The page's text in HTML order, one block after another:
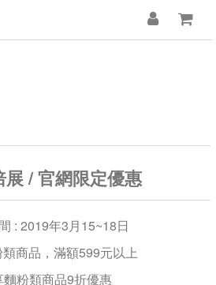
展 / 官網限定優惠
: 2019年3月15~18日
商品，滿額599元以上
麵粉類商品9折優惠